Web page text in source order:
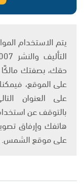
حقك، بصفتك
على الموقع،
بالتوقف عن
هاتفك وإرفاق
على موقع الشمس.